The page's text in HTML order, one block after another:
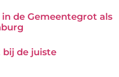
de Gemeentegrot als
de juiste